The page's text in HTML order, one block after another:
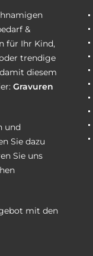
&
für Ihr Kind,
trendige
diesem
Gravuren
und
Sie dazu
Sie uns
mit den